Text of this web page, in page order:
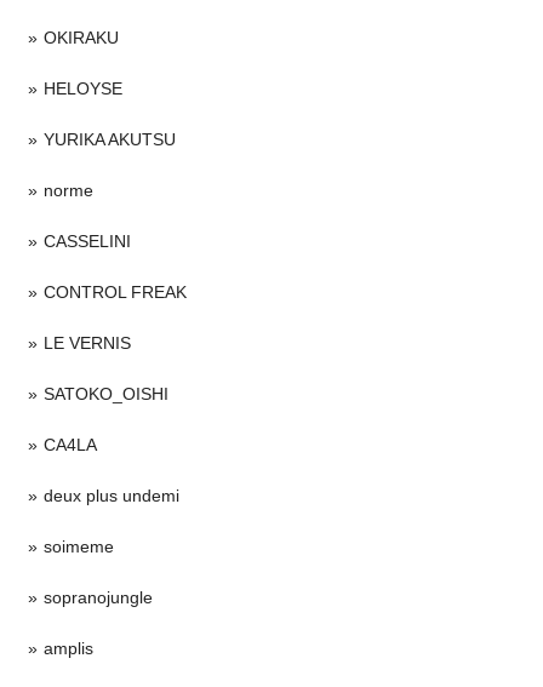
OKIRAKU
HELOYSE
YURIKA AKUTSU
norme
CASSELINI
CONTROL FREAK
LE VERNIS
SATOKO_OISHI
CA4LA
deux plus undemi
soimeme
sopranojungle
amplis